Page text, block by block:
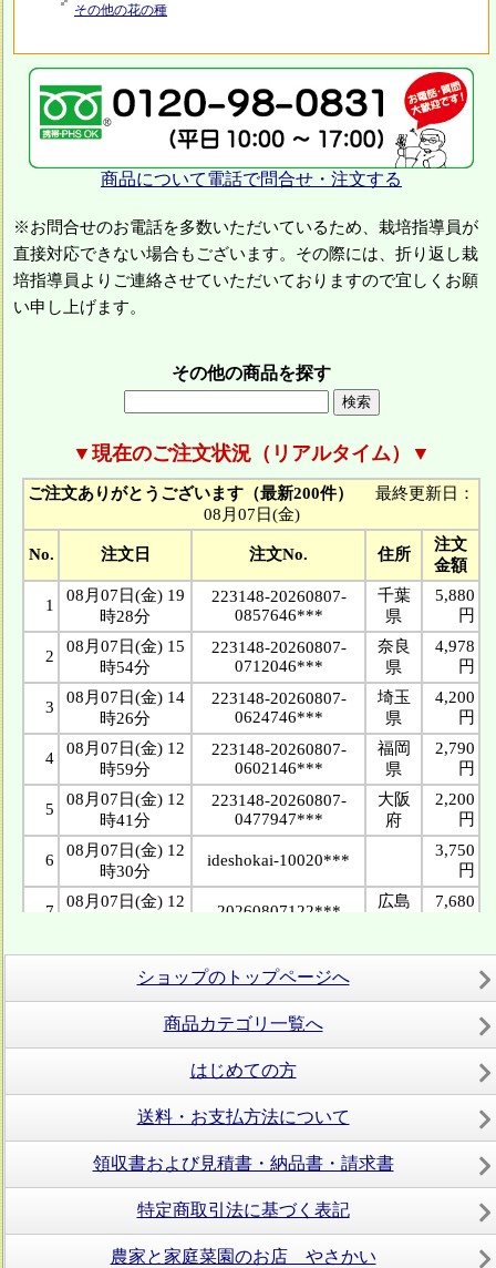
その他の花の種
商品について電話で問合せ・注文する
※お問合せのお電話を多数いただいているため、栽培指導員が
直接対応できない場合もございます。その際には、折り返し栽
培指導員よりご連絡させていただいておりますので宜しくお願
い申し上げます。
その他の商品を探す
▼現在のご注文状況（リアルタイム）▼
ショップのトップページへ
商品カテゴリ一覧へ
はじめての方
送料・お支払方法について
領収書および見積書・納品書・請求書
特定商取引法に基づく表記
農家と家庭菜園のお店 やさかい